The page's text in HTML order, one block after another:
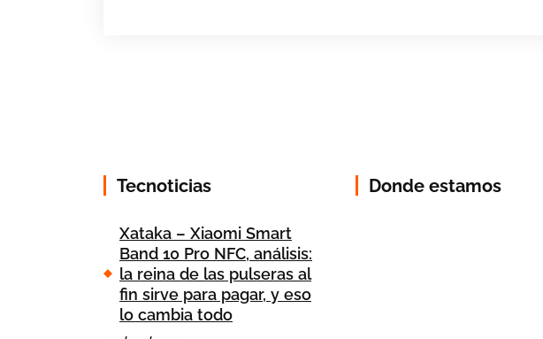
Tecnoticias
Xataka – Xiaomi Smart
Band 10 Pro NFC, análisis:
la reina de las pulseras al
fin sirve para pagar, y eso
lo cambia todo
Donde estamos